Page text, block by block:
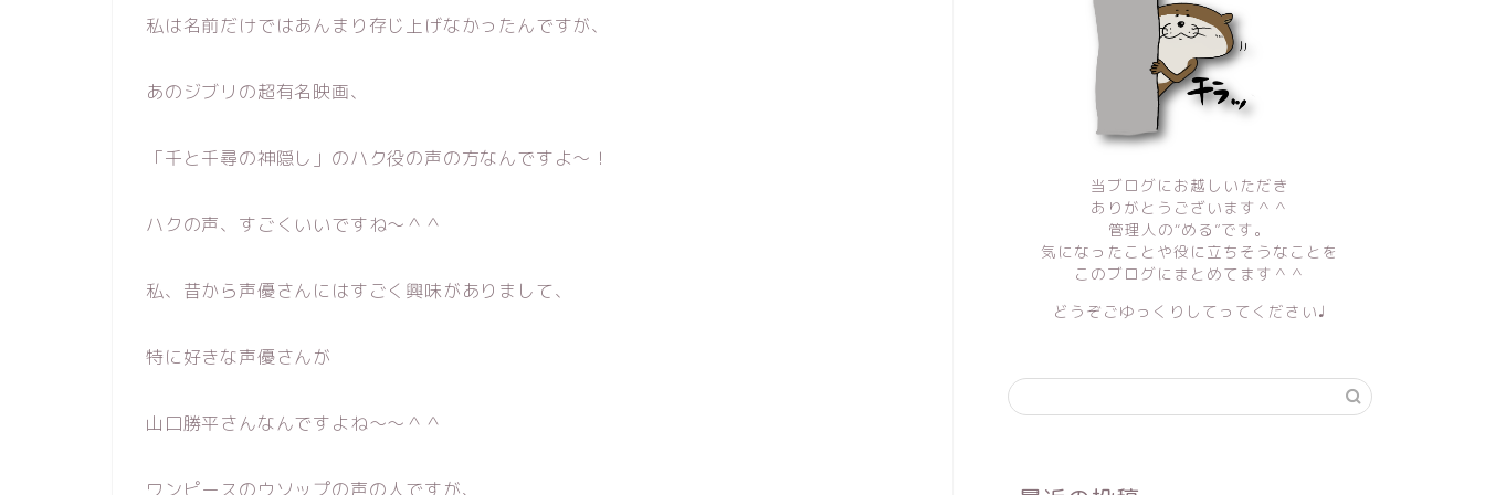
私は名前だけではあんまり存じ上げなかったんですが、
あのジブリの超有名映画、
「千と千尋の神隠し」のハク役の声の方なんですよ〜！
ハクの声、すごくいいですね〜＾＾
私、昔から声優さんにはすごく興味がありまして、
特に好きな声優さんが
山口勝平さんなんですよね〜〜＾＾
ワンピースのウソップの声の人ですが、
当ブログにお越しいただき
ありがとうございます＾＾
管理人の“める”です。
気になったことや役に立ちそうなことを
このブログにまとめてます＾＾
どうぞごゆっくりしてってください♩